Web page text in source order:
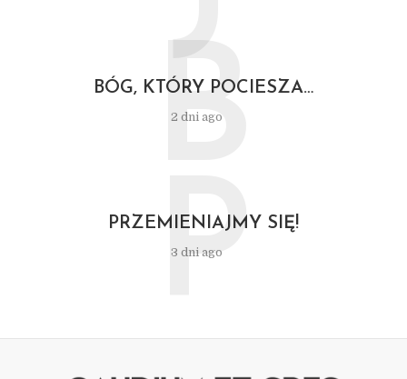
BÓG, KTÓRY POCIESZA…
2 dni ago
B
PRZEMIENIAJMY SIĘ!
3 dni ago
P